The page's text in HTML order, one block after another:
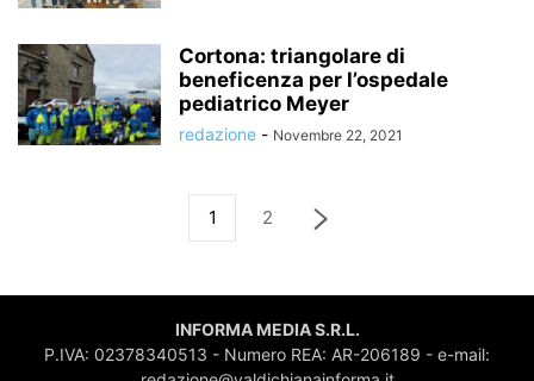
Cortona: triangolare di
beneficenza per l’ospedale
pediatrico Meyer
redazione - Novembre 22, 2021
1 2
INFORMA MEDIA S.R.L.
P.IVA: 02378340513 - Numero REA: AR-206189 - e-mail: